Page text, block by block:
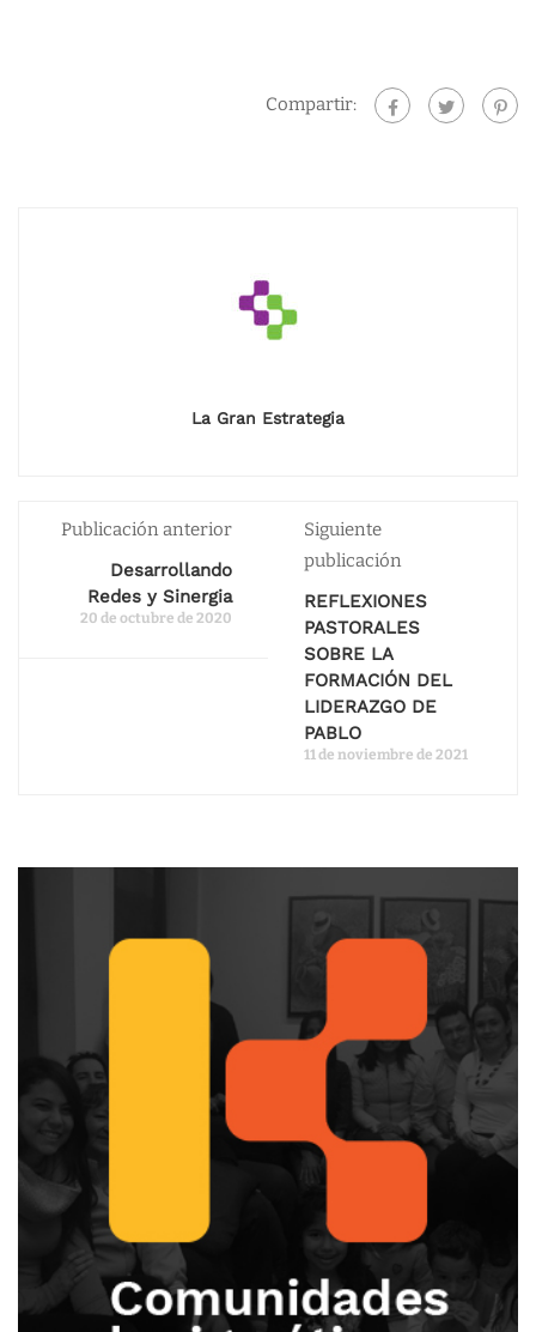
Compartir:
La Gran Estrategia
Publicación anterior
Desarrollando
Redes y Sinergia
20 de octubre de 2020
Siguiente
publicación
REFLEXIONES
PASTORALES
SOBRE LA
FORMACIÓN DEL
LIDERAZGO DE
PABLO
11 de noviembre de 2021